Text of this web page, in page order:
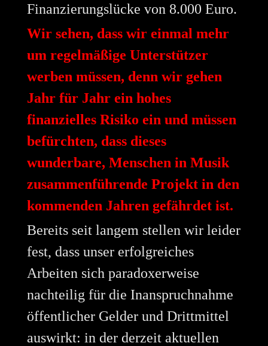
Finanzierungslücke von 8.000 Euro.
Wir sehen, dass wir einmal mehr
um regelmäßige Unterstützer
werben müssen, denn wir gehen
Jahr für Jahr ein hohes
finanzielles Risiko ein und müssen
befürchten, dass dieses
wunderbare, Menschen in Musik
zusammenführende Projekt in den
kommenden Jahren gefährdet ist.
Bereits seit langem stellen wir leider
fest, dass unser erfolgreiches
Arbeiten sich paradoxerweise
nachteilig für die Inanspruchnahme
öffentlicher Gelder und Drittmittel
auswirkt: in der derzeit aktuellen